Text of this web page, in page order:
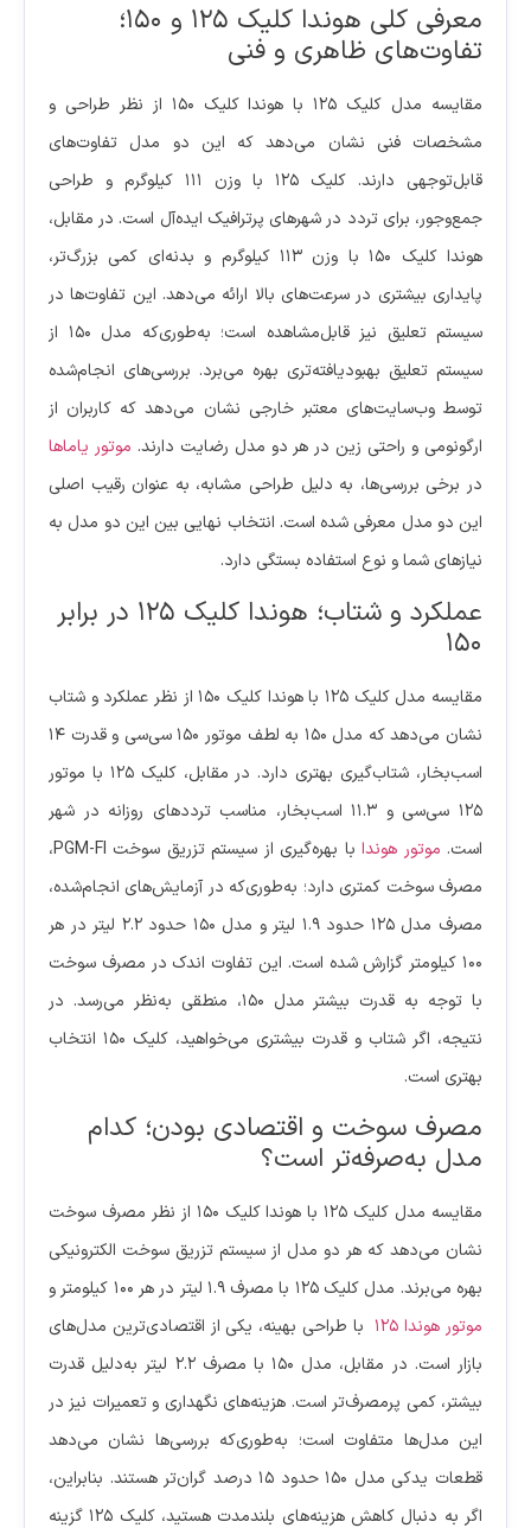
معرفی کلی هوندا کلیک ۱۲۵ و ۱۵۰؛
تفاوت‌های ظاهری و فنی
مقایسه مدل کلیک ۱۲۵ با هوندا کلیک ۱۵۰ از نظر طراحی و
مشخصات فنی نشان می‌دهد که این دو مدل تفاوت‌های
قابل‌توجهی دارند. کلیک ۱۲۵ با وزن ۱۱۱ کیلوگرم و طراحی
جمع‌وجور، برای تردد در شهرهای پرترافیک ایده‌آل است. در مقابل،
هوندا کلیک ۱۵۰ با وزن ۱۱۳ کیلوگرم و بدنه‌ای کمی بزرگ‌تر،
پایداری بیشتری در سرعت‌های بالا ارائه می‌دهد. این تفاوت‌ها در
سیستم تعلیق نیز قابل‌مشاهده است؛ به‌طوری‌که مدل ۱۵۰ از
سیستم تعلیق بهبودیافته‌تری بهره می‌برد. بررسی‌های انجام‌شده
توسط وب‌سایت‌های معتبر خارجی نشان می‌دهد که کاربران از
ارگونومی و راحتی زین در هر دو مدل رضایت دارند. موتور یاماها
در برخی بررسی‌ها، به دلیل طراحی مشابه، به عنوان رقیب اصلی
این دو مدل معرفی شده است. انتخاب نهایی بین این دو مدل به
نیازهای شما و نوع استفاده بستگی دارد.
عملکرد و شتاب؛ هوندا کلیک ۱۲۵ در برابر
۱۵۰
مقایسه مدل کلیک ۱۲۵ با هوندا کلیک ۱۵۰ از نظر عملکرد و شتاب
نشان می‌دهد که مدل ۱۵۰ به لطف موتور ۱۵۰ سی‌سی و قدرت ۱۴
اسب‌بخار، شتاب‌گیری بهتری دارد. در مقابل، کلیک ۱۲۵ با موتور
۱۲۵ سی‌سی و ۱۱.۳ اسب‌بخار، مناسب ترددهای روزانه در شهر
است. موتور هوندا
با بهره‌گیری از سیستم تزریق سوخت PGM-FI،
مصرف سوخت کمتری دارد؛ به‌طوری‌که در آزمایش‌های انجام‌شده،
مصرف مدل ۱۲۵ حدود ۱.۹ لیتر و مدل ۱۵۰ حدود ۲.۲ لیتر در هر
۱۰۰ کیلومتر گزارش شده است. این تفاوت اندک در مصرف سوخت
با توجه به قدرت بیشتر مدل ۱۵۰، منطقی به‌نظر می‌رسد. در
نتیجه، اگر شتاب و قدرت بیشتری می‌خواهید، کلیک ۱۵۰ انتخاب
بهتری است.
مصرف سوخت و اقتصادی بودن؛ کدام
مدل به‌صرفه‌تر است؟
مقایسه مدل کلیک ۱۲۵ با هوندا کلیک ۱۵۰ از نظر مصرف سوخت
نشان می‌دهد که هر دو مدل از سیستم تزریق سوخت الکترونیکی
بهره می‌برند. مدل کلیک ۱۲۵ با مصرف ۱.۹ لیتر در هر ۱۰۰ کیلومتر و
موتور هوندا ۱۲۵
با طراحی بهینه، یکی از اقتصادی‌ترین مدل‌های
بازار است. در مقابل، مدل ۱۵۰ با مصرف ۲.۲ لیتر به‌دلیل قدرت
بیشتر، کمی پرمصرف‌تر است. هزینه‌های نگهداری و تعمیرات نیز در
این مدل‌ها متفاوت است؛ به‌طوری‌که بررسی‌ها نشان می‌دهد
قطعات یدکی مدل ۱۵۰ حدود ۱۵ درصد گران‌تر هستند. بنابراین،
اگر به دنبال کاهش هزینه‌های بلندمدت هستید، کلیک ۱۲۵ گزینه